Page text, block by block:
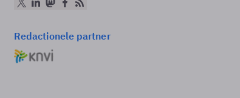
Redactionele partner